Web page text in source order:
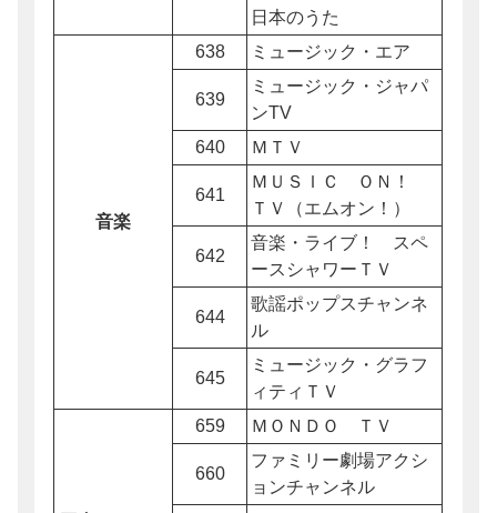
日本のうた
音楽
638 ミュージック・エア
639
ミュージック・ジャパ
ンTV
640
ＭＴＶ
641
ＭＵＳＩＣ ＯＮ！
ＴＶ（エムオン！）
642
音楽・ライブ！ スペ
ースシャワーＴＶ
644
歌謡ポップスチャンネ
ル
645
ミュージック・グラフ
ィティＴＶ
659 ＭＯＮＤＯ ＴＶ
660
ファミリー劇場アクシ
ョンチャンネル